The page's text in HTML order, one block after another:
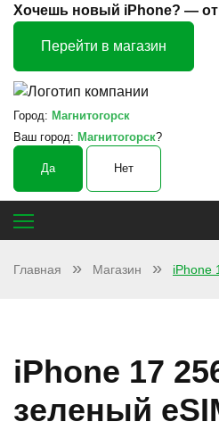
Хочешь новый iPhone? —
Перейти в магазин
Город: Магнитогорск
Ваш город: Магнитогорск?
Да Нет
Главная Магазин iPhone
iPhone 17
зеленый